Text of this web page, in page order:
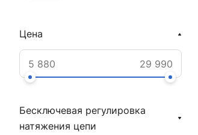
Цена
Бесключевая регулировка
натяжения цепи